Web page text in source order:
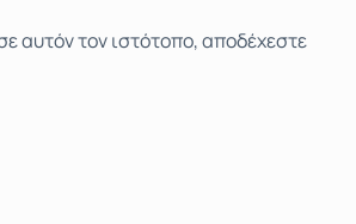
αυτόν τον ιστότοπο, αποδέχεστε